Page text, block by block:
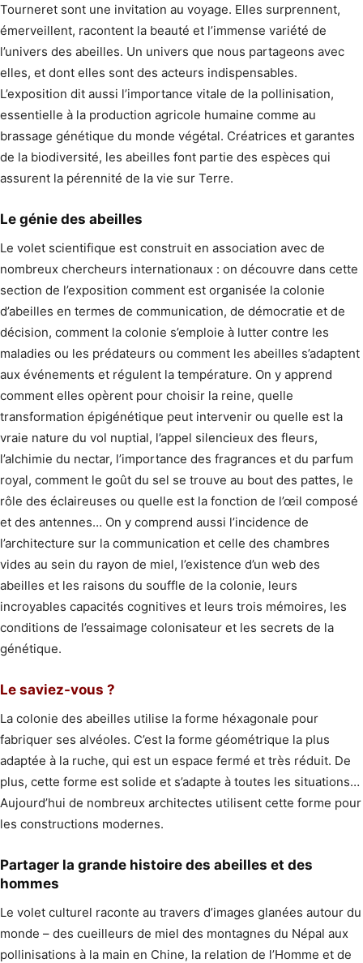
Tourneret sont une invitation au voyage. Elles surprennent,
émerveillent, racontent la beauté et l’immense variété de
l’univers des abeilles. Un univers que nous partageons avec
elles, et dont elles sont des acteurs indispensables.
L’exposition dit aussi l’importance vitale de la pollinisation,
essentielle à la production agricole humaine comme au
brassage génétique du monde végétal. Créatrices et garantes
de la biodiversité, les abeilles font partie des espèces qui
assurent la pérennité de la vie sur Terre.
Le génie des abeilles
Le volet scientifique est construit en association avec de
nombreux chercheurs internationaux : on découvre dans cette
section de l’exposition comment est organisée la colonie
d’abeilles en termes de communication, de démocratie et de
décision, comment la colonie s’emploie à lutter contre les
maladies ou les prédateurs ou comment les abeilles s’adaptent
aux événements et régulent la température. On y apprend
comment elles opèrent pour choisir la reine, quelle
transformation épigénétique peut intervenir ou quelle est la
vraie nature du vol nuptial, l’appel silencieux des fleurs,
l’alchimie du nectar, l’importance des fragrances et du parfum
royal, comment le goût du sel se trouve au bout des pattes, le
rôle des éclaireuses ou quelle est la fonction de l’œil composé
et des antennes… On y comprend aussi l’incidence de
l’architecture sur la communication et celle des chambres
vides au sein du rayon de miel, l’existence d’un web des
abeilles et les raisons du souffle de la colonie, leurs
incroyables capacités cognitives et leurs trois mémoires, les
conditions de l’essaimage colonisateur et les secrets de la
génétique.
Le saviez-vous ?
La colonie des abeilles utilise la forme héxagonale pour
fabriquer ses alvéoles. C’est la forme géométrique la plus
adaptée à la ruche, qui est un espace fermé et très réduit. De
plus, cette forme est solide et s’adapte à toutes les situations…
Aujourd’hui de nombreux architectes utilisent cette forme pour
les constructions modernes.
Partager la grande histoire des abeilles et des
hommes
Le volet culturel raconte au travers d’images glanées autour du
monde – des cueilleurs de miel des montagnes du Népal aux
pollinisations à la main en Chine, la relation de l’Homme et de